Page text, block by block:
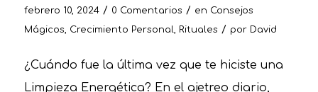
febrero 10, 2024 / 0 Comentarios / en Consejos
Mágicos
Crecimiento Personal Rituales / por David
¿Cuándo fue la última vez que te hiciste una
Limpieza Energética? En el ajetreo diario,